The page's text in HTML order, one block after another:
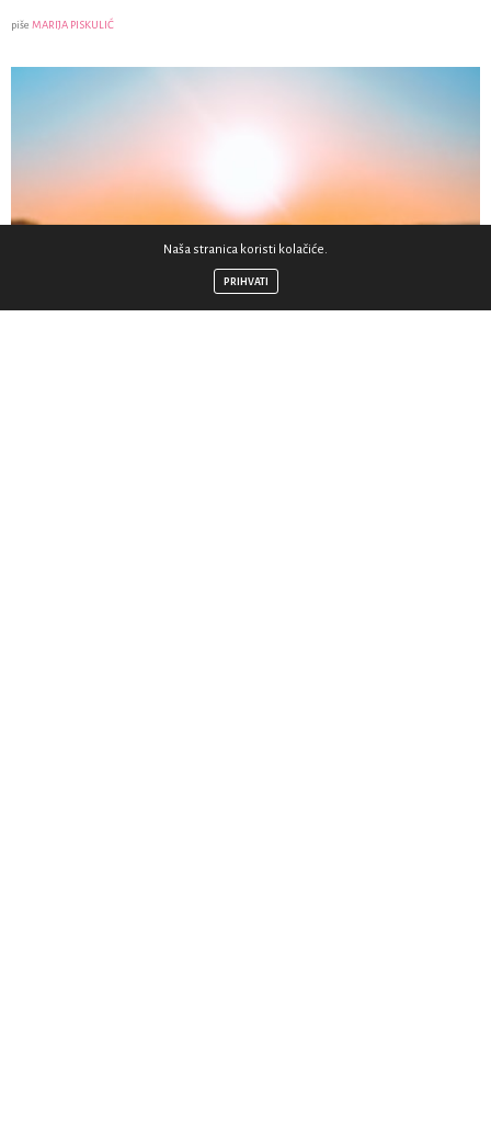
piše MARIJA PISKULIĆ
Naša stranica koristi kolačiće.
PRIHVATI